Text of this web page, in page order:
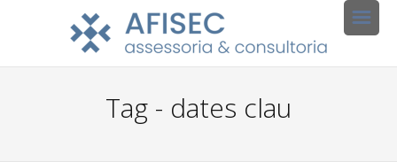
Tag - dates clau